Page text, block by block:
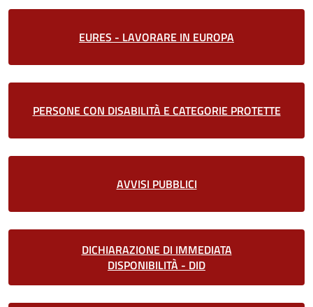
EURES - LAVORARE IN EUROPA
PERSONE CON DISABILITÀ E CATEGORIE PROTETTE
AVVISI PUBBLICI
DICHIARAZIONE DI IMMEDIATA
DISPONIBILITÀ - DID